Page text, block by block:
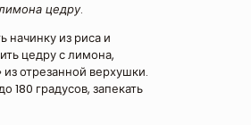
цедру.
начинку из риса и
цедру с лимона,
отрезанной верхушки.
180 градусов, запекать